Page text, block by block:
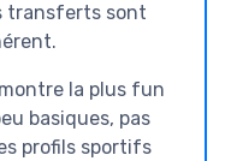
transferts sont
la plus fun
basiques, pas
profils sportifs